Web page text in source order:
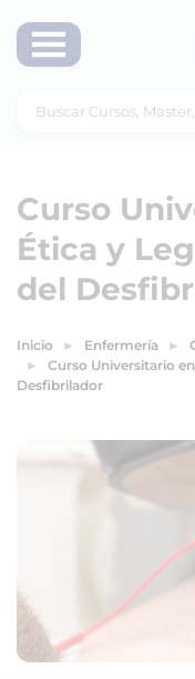
Curso
Ética y
del
Inicio Enfermería
Curso Universitario
Desfibrilador